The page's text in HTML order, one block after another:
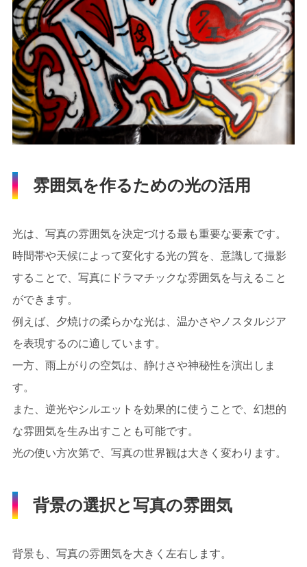
雰囲気を作るための光の活用
光は、写真の雰囲気を決定づける最も重要な要素です。
時間帯や天候によって変化する光の質を、意識して撮影
することで、写真にドラマチックな雰囲気を与えること
ができます。
例えば、夕焼けの柔らかな光は、温かさやノスタルジア
を表現するのに適しています。
一方、雨上がりの空気は、静けさや神秘性を演出しま
す。
また、逆光やシルエットを効果的に使うことで、幻想的
な雰囲気を生み出すことも可能です。
光の使い方次第で、写真の世界観は大きく変わります。
背景の選択と写真の雰囲気
背景も、写真の雰囲気を大きく左右します。